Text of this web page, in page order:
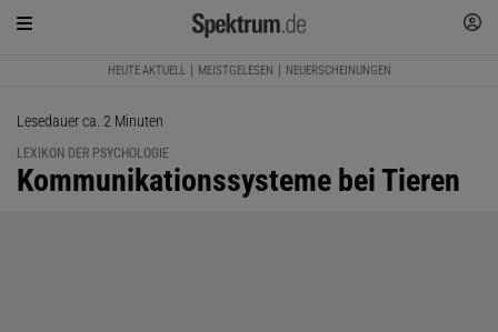
HEUTE AKTUELL MEISTGELESEN NEUERSCHEINUNGEN
Lesedauer ca. 2 Minuten
LEXIKON DER PSYCHOLOGIE
:
Kommunikationssysteme bei Tieren